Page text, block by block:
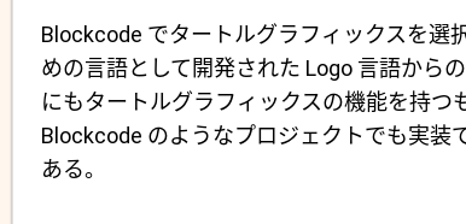
Blockcode でタートルグラフィックスを選
めの言語として開発された Logo 言語から
にもタートルグラフィックスの機能を持
Blockcode のようなプロジェクトでも実装
ある。